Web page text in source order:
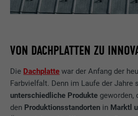
VON DACHPLATTEN ZU
Die Dachplatte war der Anfang der
Farbvielfalt. Denn im Laufe der Jahre
unterschiedliche Produkte geworden,
den Produktionsstandorten in Marktl